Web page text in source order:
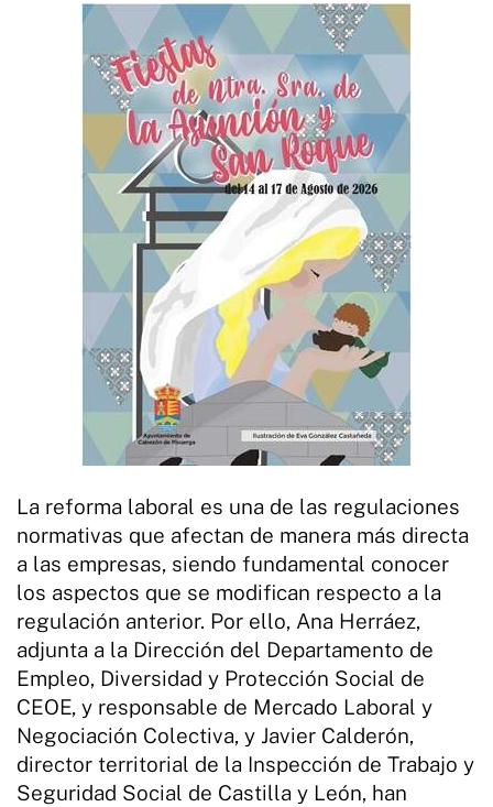
La reforma laboral es una de las regulaciones
normativas que afectan de manera más directa
a las empresas, siendo fundamental conocer
los aspectos que se modifican respecto a la
regulación anterior. Por ello, Ana Herráez,
adjunta a la Dirección del Departamento de
Empleo, Diversidad y Protección Social de
CEOE, y responsable de Mercado Laboral y
Negociación Colectiva, y Javier Calderón,
director territorial de la Inspección de Trabajo y
Seguridad Social de Castilla y León, han